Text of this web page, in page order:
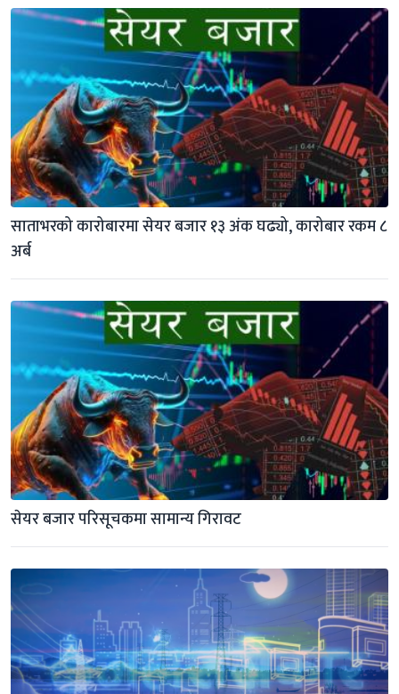
साताभरको कारोबारमा सेयर बजार १३ अंक घढ्यो, कारोबार रकम ८
अर्ब
सेयर बजार परिसूचकमा सामान्य गिरावट